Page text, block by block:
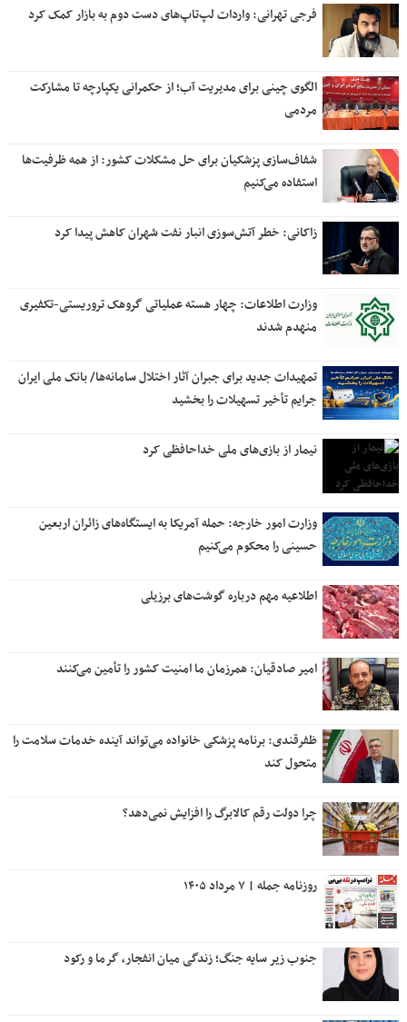
فرجی تهرانی: واردات لپ‌تاپ‌های دست دوم به بازار کمک کرد
الگوی چینی برای مدیریت آب؛ از حکمرانی یکپارچه تا مشارکت
مردمی
شفاف‌سازی پزشکیان برای حل مشکلات کشور: از همه ظرفیت‌ها
استفاده می‌کنیم
زاکانی: خطر آتش‌سوزی انبار نفت شهران کاهش پیدا کرد
وزارت اطلاعات: چهار هسته‌ عملیاتی گروهک‌ تروریستی-تکفیری
منهدم شدند
تمهیدات جدید برای جبران آثار اختلال سامانه‌ها/ بانک ملی ایران
جرایم تأخیر تسهیلات را بخشید
نیمار از بازی‌های ملی خداحافظی کرد
وزارت امور خارجه: حمله آمریکا به ایستگاه‌های زائران اربعین
حسینی را محکوم می‌کنیم
اطلاعیه مهم درباره گوشت‌های برزیلی
امیر صادقیان: همرزمان ما امنیت کشور را تأمین می‌کنند
ظفرقندی: برنامه پزشکی خانواده می‌تواند آینده خدمات سلامت را
متحول کند
چرا دولت رقم کالابرگ را افزایش نمی‌دهد؟
روزنامه جمله | ۷ مرداد ۱۴۰۵
جنوب زیر سایه جنگ؛ زندگی میان انفجار، گرما و رکود